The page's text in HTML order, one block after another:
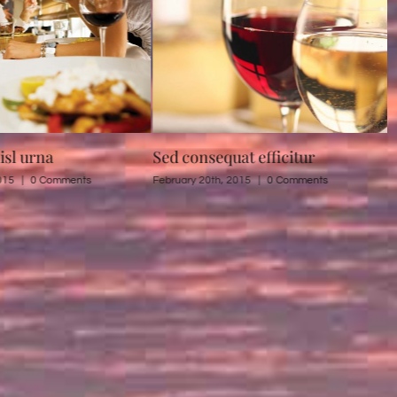
efficitur
| 0 Comments
Proin eget mi tortor
February 20th, 2015 | 0 Comments